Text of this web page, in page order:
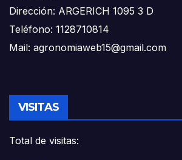
Dirección: ARGERICH 1095 3 D
Teléfono: 1128710814
Mail: agronomiaweb15@gmail.com
VISITAS
Total de visitas: